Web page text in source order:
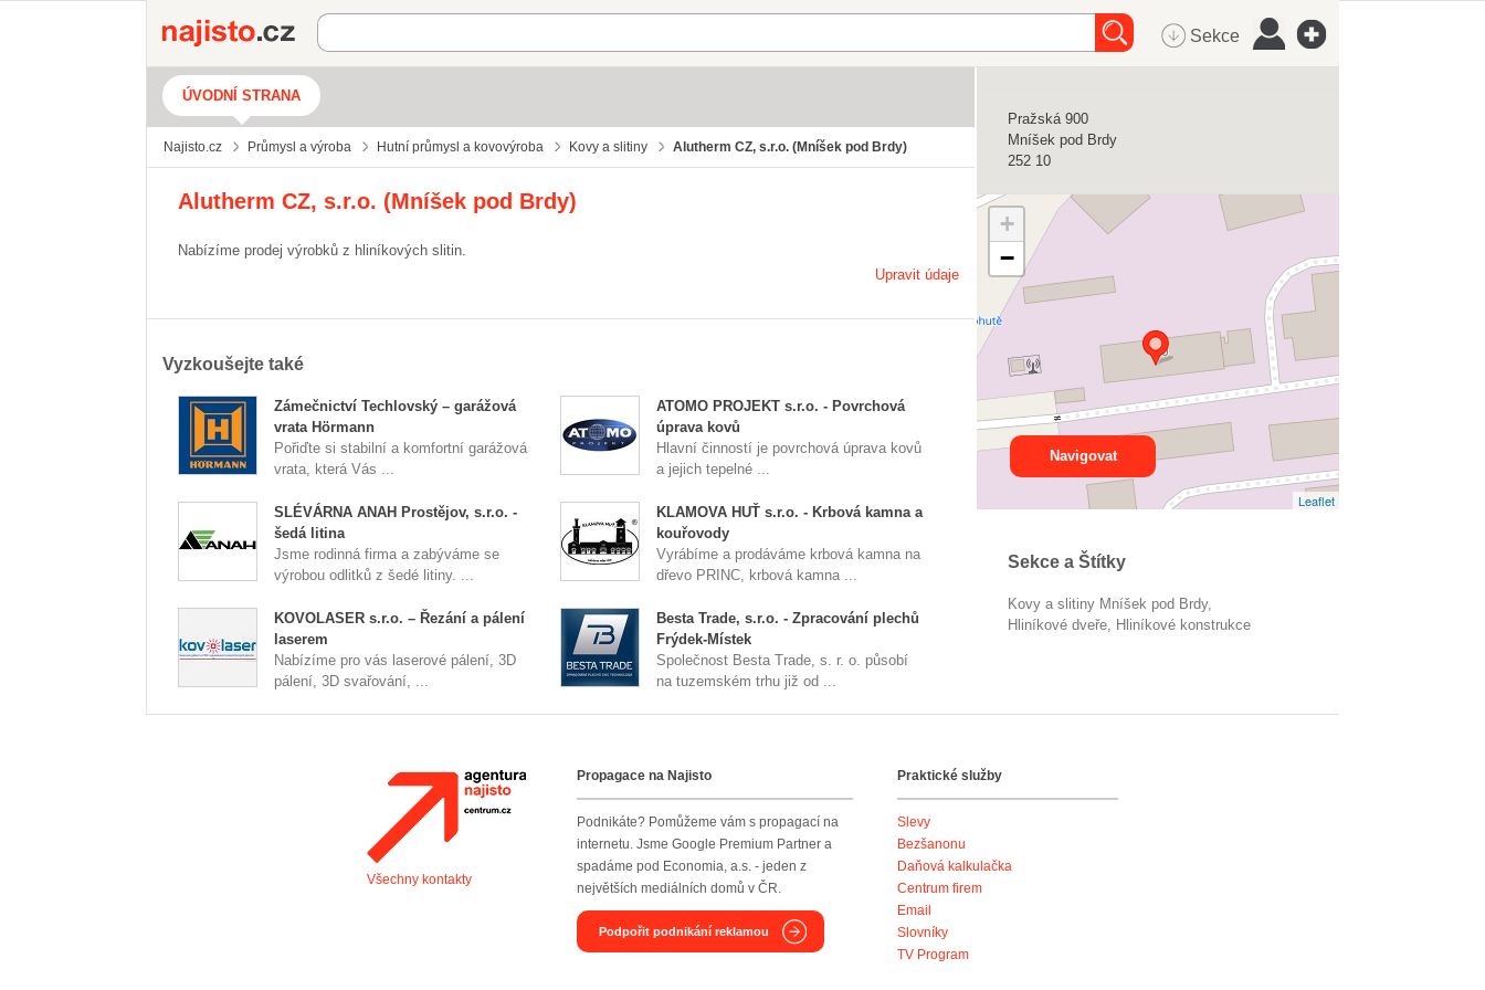
Najisto.cz Sekce
ÚVODNÍ STRANA
Najisto.cz Průmysl a výroba Hutní průmysl a kovovýroba Kovy a slitiny Alutherm CZ, s.r.o. (Mníšek pod Brdy)
Alutherm CZ, s.r.o. (Mníšek pod Brdy)
Nabízíme prodej výrobků z hliníkových slitin.
Upravit údaje
Vyzkoušejte také
Zámečnictví Techlovský – garážová
vrata Hörmann
Pořiďte si stabilní a komfortní garážová
vrata, která Vás ...
ATOMO PROJEKT s.r.o. - Povrchová
úprava kovů
Hlavní činností je povrchová úprava kovů
a jejich tepelné ...
SLÉVÁRNA ANAH Prostějov, s.r.o. -
šedá litina
Jsme rodinná firma a zabýváme se
výrobou odlitků z šedé litiny. ...
KLAMOVA HUŤ s.r.o. - Krbová kamna a
kouřovody
Vyrábíme a prodáváme krbová kamna na
dřevo PRINC, krbová kamna ...
KOVOLASER s.r.o. – Řezání a pálení
laserem
Nabízíme pro vás laserové pálení, 3D
pálení, 3D svařování, ...
Besta Trade, s.r.o. - Zpracování plechů
Frýdek-Místek
Společnost Besta Trade, s. r. o. působí
na tuzemském trhu již od ...
Pražská 900
Mníšek pod Brdy
252 10
+
−
Leaflet
Navigovat
Sekce a Štítky
Kovy a slitiny Mníšek pod Brdy
hliníkové dveře
hliníkové konstrukce
Agentura Najisto
Všechny kontakty
Propagace na Najisto
Podnikáte? Pomůžeme vám s propagací na
internetu. Jsme Google Premium Partner a
spadáme pod Economia, a.s. - jeden z
největších mediálních domů v ČR.
Podpořit podnikání reklamou
Praktické služby
Slevy
Bezšanonu
Daňová kalkulačka
Centrum firem
Email
Slovníky
TV Program